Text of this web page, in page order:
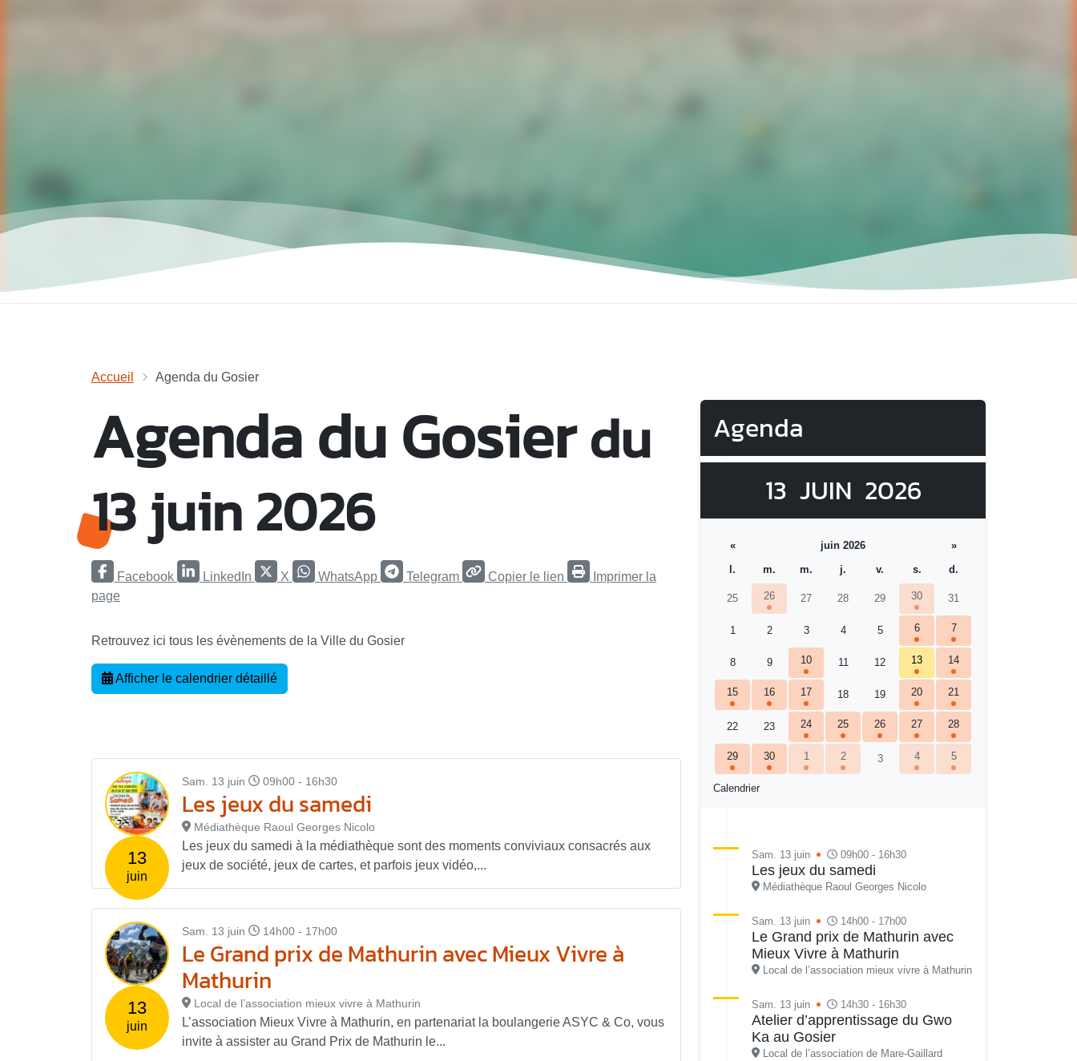
Accueil Agenda du Gosier
Agenda du Gosierdu
13 juin 2026
Facebook LinkedIn X WhatsApp Telegram Copier le lien
Imprimer la
page
Retrouvez ici tous les évènements de la Ville du Gosier
Afficher le calendrier détaillé
13
juin
Sam. 13 juin 09h00 - 16h30
Les jeux du samedi
Médiathèque Raoul Georges Nicolo
Les jeux du samedi à la médiathèque sont des moments conviviaux consacrés aux
jeux de société, jeux de cartes, et parfois jeux vidéo,...
13
juin
Sam. 13 juin 14h00 - 17h00
Le Grand prix de Mathurin avec Mieux Vivre à
Mathurin
Local de l’association mieux vivre à Mathurin
L’association Mieux Vivre à Mathurin, en partenariat la boulangerie ASYC & Co, vous
invite à assister au Grand Prix de Mathurin le...
Agenda
13 JUIN 2026
Calendrier
« juin 2026
»
l.
m. m. j. v. s. d.
25 26 27 28 29 30 31
1 2 3 4 5 6 7
8 9 10 11 12 13 14
15 16 17 18 19 20 21
22 23 24 25 26 27 28
29 30 1 2 3 4 5
Sam. 13 juin 09h00 - 16h30
Les jeux du samedi
Médiathèque Raoul Georges Nicolo
Sam. 13 juin 14h00 - 17h00
Le Grand prix de Mathurin avec
Mieux Vivre à Mathurin
Local de l’association mieux vivre à Mathurin
Sam. 13 juin 14h30 - 16h30
Atelier d’apprentissage du Gwo
Ka au Gosier
Local de l’association de Mare-Gaillard